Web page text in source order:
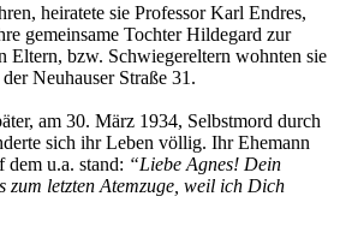
heiratete sie Professor Karl Endres,
gemeinsame Tochter Hildegard zur
Eltern, bzw. Schwiegereltern wohnten sie
Neuhauser Straße 31.
am 30. März 1934, Selbstmord durch
sich ihr Leben völlig. Ihr Ehemann
dem u.a. stand: “Liebe Agnes! Dein
zum letzten Atemzuge, weil ich Dich